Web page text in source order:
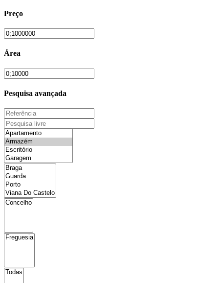
Preço
Área
Pesquisa avançada